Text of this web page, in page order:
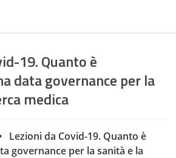
19. Quanto è
data governance per la
medica
Lezioni da Covid-19. Quanto è
governance per la sanità e la